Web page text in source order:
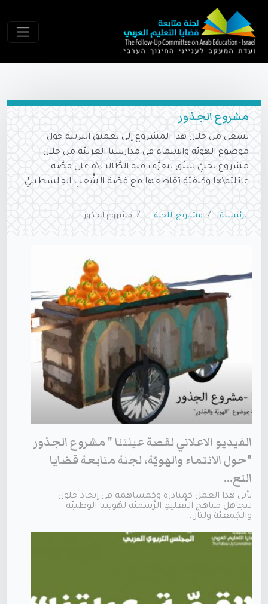
مشروع الجذور
نسعى من خلال هذا المشروع إلى تعميق التربية حولَ
موضوع الهويّة والانتماء في مدارسنا العربيّة من خلال
مشروع بحثيّ شيِّق يتعرَّف فيه الطَّالب\ة على قصَّة
عائلته\ها وكيفيّةِ تقاطِعها مع قصَّة الشَّعبِ الفِلسطينيِّ.
الرئيسية مشاريع اللجنة مشروع الجذور
الفيديو الاعلاني لقصة عيلتنا " مشروع الجذور
"حول الانتماء والهويّة، لجنة متابعة قضايا
التع...
يأتي هذا العمل كمبادرة وكمساهمة في إيجاد حلول
لتجاهل مناهج التَّعليمِ الرَّسميّة لهُويتنا الوطنيّة
والجَمعيّة ولتار...